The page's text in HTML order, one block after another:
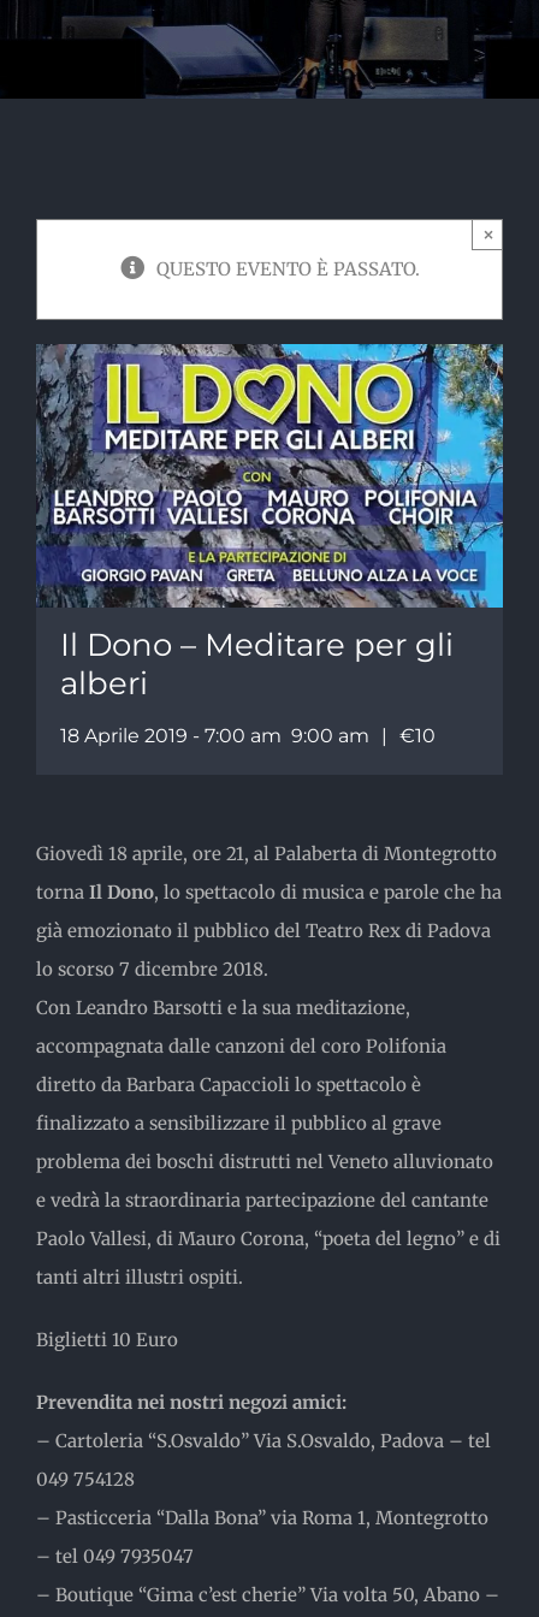
QUESTO EVENTO È PASSATO.
×
Il Dono – Meditare per gli
alberi
18 Aprile 2019 - 7:00 am 9:00 am | €10
Giovedì 18 aprile, ore 21, al Palaberta di Montegrotto
torna Il Dono, lo spettacolo di musica e parole che ha
già emozionato il pubblico del Teatro Rex di Padova
lo scorso 7 dicembre 2018.
Con Leandro Barsotti e la sua meditazione,
accompagnata dalle canzoni del coro Polifonia
diretto da Barbara Capaccioli lo spettacolo è
finalizzato a sensibilizzare il pubblico al grave
problema dei boschi distrutti nel Veneto alluvionato
e vedrà la straordinaria partecipazione del cantante
Paolo Vallesi, di Mauro Corona, “poeta del legno” e di
tanti altri illustri ospiti.
Biglietti 10 Euro
Prevendita nei nostri negozi amici:
– Cartoleria “S.Osvaldo” Via S.Osvaldo, Padova – tel
049 754128
– Pasticceria “Dalla Bona” via Roma 1, Montegrotto
– tel 049 7935047
– Boutique “Gima c’est cherie” Via volta 50, Abano –